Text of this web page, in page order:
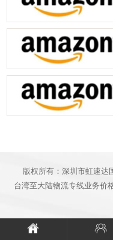
合作夥伴4
合作夥伴6
版权所有：深圳市虹速达
台湾至大陆物流专线业务价